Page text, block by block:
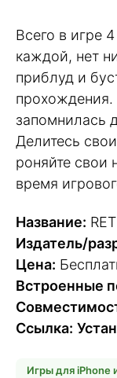
Всего в игре
каждой, нет
приблуд и
прохождения.
запомнилась
Делитесь
роняйте свои
время
Название:
Издатель/
Цена:
Встроенные
Ссылка:
Игры для iPhone